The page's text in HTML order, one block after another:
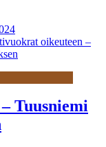
oikeuteen –
Tuusniemi